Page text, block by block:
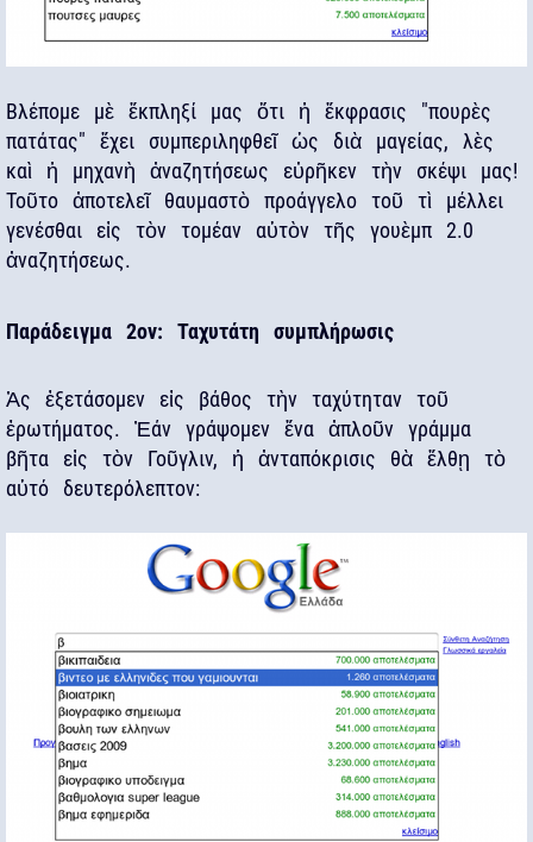
Βλέπομε μὲ ἔκπληξί μας ὅτι ἡ ἔκφρασις "πουρὲς
πατάτας" ἔχει συμπεριληφθεῖ ὡς διὰ μαγείας, λὲς
καὶ ἡ μηχανὴ ἀναζητήσεως εὐρῆκεν τὴν σκέψι μας!
Τοῦτο ἀποτελεῖ θαυμαστὸ προάγγελο τοῦ τὶ μέλλει
γενέσθαι εἰς τὸν τομέαν αὑτὸν τῆς γουὲμπ 2.0
ἀναζητήσεως.
Παράδειγμα 2ον: Ταχυτάτη συμπλήρωσις
Ἀς ἐξετάσομεν εἰς βάθος τὴν ταχύτηταν τοῦ
ἐρωτήματος. Ἐάν γράψομεν ἕνα ἀπλοῦν γράμμα
βῆτα εἰς τὸν Γοῦγλιν, ἡ ἀνταπόκρισις θὰ ἔλθῃ τὸ
αὑτό δευτερόλεπτον: